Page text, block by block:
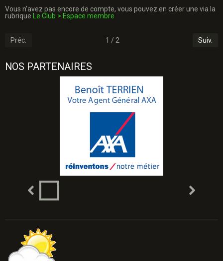
Vous n'avez pas encore de compte, vous pouvez en créer une via la
rubrique Le Club > Espace membre
Préc. 1 / 2 Suiv.
NOS PARTENAIRES